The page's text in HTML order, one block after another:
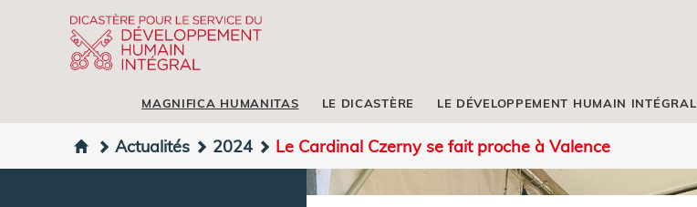
MAGNIFICA HUMANITAS LE DICASTÈRE LE DÉVELOPPEMENT HUMAIN INTÉGRAL
Actualités 2024 Le Cardinal Czerny se fait proche à Valence